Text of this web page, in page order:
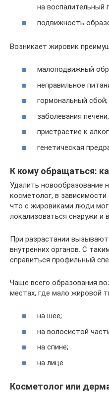
на воспалительный
подвижность
Возникает жировик
малоподвижный
неправильное
гормональный сбой;
заболевания
пристрастие к
генетическая
К кому обращаться:
Удалить новообразование
косметолог, в
что с жировиками люди
локализоваться снаружи и
При разрастании
внутренних органов. С
справиться профильный
Чаще всего образования
местах, где мало жировой
на шее;
на волосистой
на спине;
на лице.
Косметолог или